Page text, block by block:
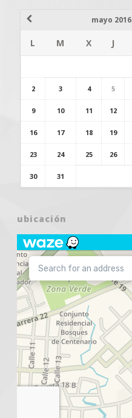
mayo 2016
L M X J
2 3 4 5
9 10 11 12
16 17 18 19
23 24 25 26
30 31
ubicación